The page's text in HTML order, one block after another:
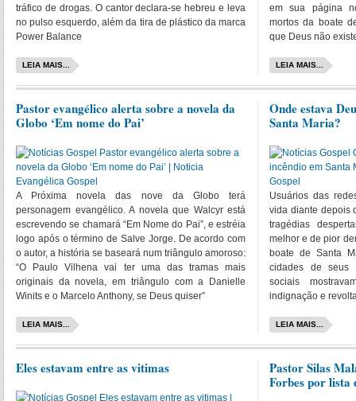
tráfico de drogas. O cantor declara-se hebreu e leva
no pulso esquerdo, além da tira de plástico da marca
Power Balance
LEIA MAIS...
em sua página
mortos da boate
que Deus não
LEIA MAIS...
Pastor evangélico alerta sobre a novela da
Globo ‘Em nome do Pai’
A Próxima novela das nove da Globo terá
personagem evangélico. A novela que Walcyr está
escrevendo se chamará “Em Nome do Pai”, e estréia
logo após o término de Salve Jorge. De acordo com
o autor, a história se baseará num triângulo amoroso:
“O Paulo Vilhena vai ter uma das tramas mais
originais da novela, em triângulo com a Danielle
Winits e o Marcelo Anthony, se Deus quiser”
LEIA MAIS...
Onde estava
Santa Maria?
Usuários das
vida diante depois
tragédias
melhor e de pior
boate de Santa
cidades de seus
sociais
indignação e
LEIA MAIS...
Eles estavam entre as vitimas
Pastor Silas
Forbes por lista